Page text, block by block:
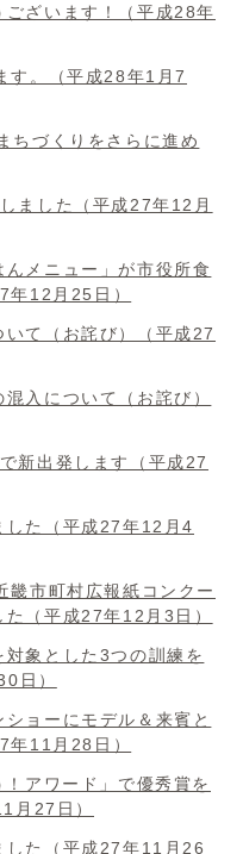
ざいます！（平成28年
す。（平成28年1月7
ちづくりをさらに進め
ました（平成27年12月
メニュー」が市役所食
年12月25日）
て（お詫び）（平成27
入について（お詫び）
新出発します（平成27
した（平成27年12月4
市町村広報紙コンクー
（平成27年12月3日）
象とした3つの訓練を
日）
ョーにモデル＆来賓と
年11月28日）
！アワード」で優秀賞を
月27日）
した（平成27年11月26